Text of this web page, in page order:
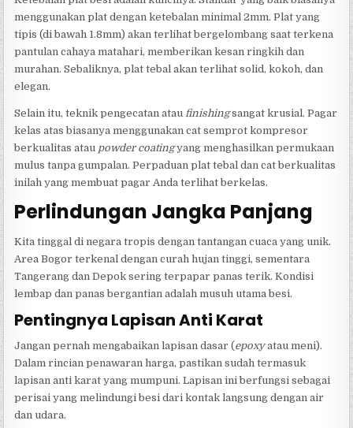
menggunakan plat dengan ketebalan minimal 2mm. Plat yang
tipis (di bawah 1.8mm) akan terlihat bergelombang saat terkena
pantulan cahaya matahari, memberikan kesan ringkih dan
murahan. Sebaliknya, plat tebal akan terlihat solid, kokoh, dan
elegan.
Selain itu, teknik pengecatan ataufinishingsangat krusial. Pagar
kelas atas biasanya menggunakan cat semprot kompresor
berkualitas atau powder coatingyang menghasilkan permukaan
mulus tanpa gumpalan. Perpaduan plat tebal dan cat berkualitas
inilah yang membuat pagar Anda terlihat berkelas.
Perlindungan Jangka Panjang
Kita tinggal di negara tropis dengan tantangan cuaca yang unik.
Area Bogor terkenal dengan curah hujan tinggi, sementara
Tangerang dan Depok sering terpapar panas terik. Kondisi
lembap dan panas bergantian adalah musuh utama besi.
Pentingnya Lapisan Anti Karat
Jangan pernah mengabaikan lapisan dasar (epoxyatau meni).
Dalam rincian penawaran harga, pastikan sudah termasuk
lapisan anti karat yang mumpuni. Lapisan ini berfungsi sebagai
perisai yang melindungi besi dari kontak langsung dengan air
dan udara.